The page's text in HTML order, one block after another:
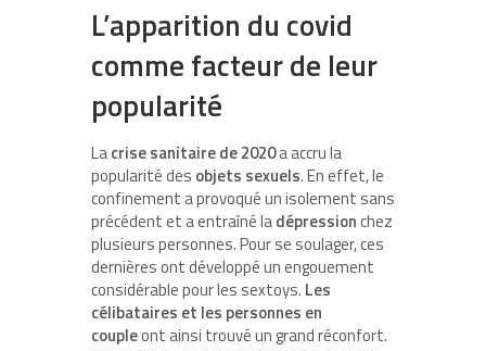
L’apparition du covid
comme facteur de leur
popularité
Lacrise sanitaire de 2020a accru la
popularité des objets sexuels. En effet, le
confinement a provoqué un isolement sans
précédent et a entraîné ladépressionchez
plusieurs personnes. Pour se soulager, ces
dernières ont développé un engouement
considérable pour les sextoys. Les
célibataires et les personnes en
coupleont ainsi trouvé un grand réconfort.